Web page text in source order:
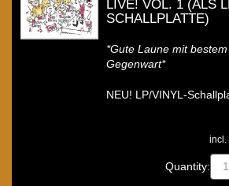
LIVE! VOL. 1 (ALS
SCHALLPLATTE)
*Gute Laune mit
Gegenwart*
NEU! LP/VINYL-
incl.
Quantity: